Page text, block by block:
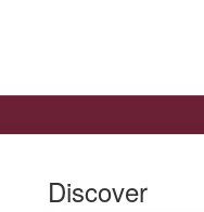
Discover